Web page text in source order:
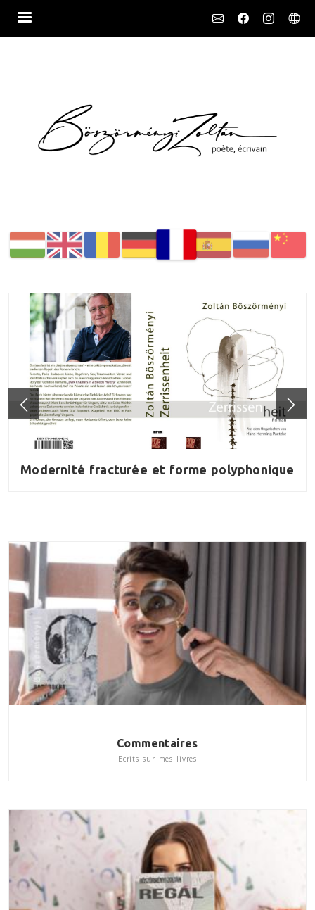
Modernité fracturée et forme polyphonique
Commentaires
Ecrits sur mes livres